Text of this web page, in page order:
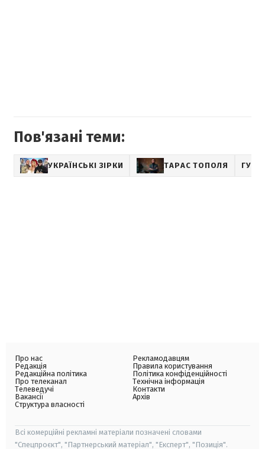
Пов'язані теми:
УКРАЇНСЬКІ ЗІРКИ ТАРАС ТОПОЛЯ ГУРТ
Про нас
Редакція
Редакційна політика
Про телеканал
Телеведучі
Вакансії
Структура власності
Рекламодавцям
Правила користування
Політика конфіденційності
Технічна інформація
Контакти
Архів
Всі комерційні рекламні матеріали позначені словами
"Спецпроєкт", "Партнерський матеріал", "Експерт", "Позиція".